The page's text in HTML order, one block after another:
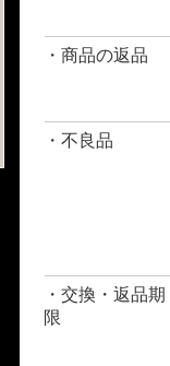
・商品の返品
・不良品
・交換・返品期
限